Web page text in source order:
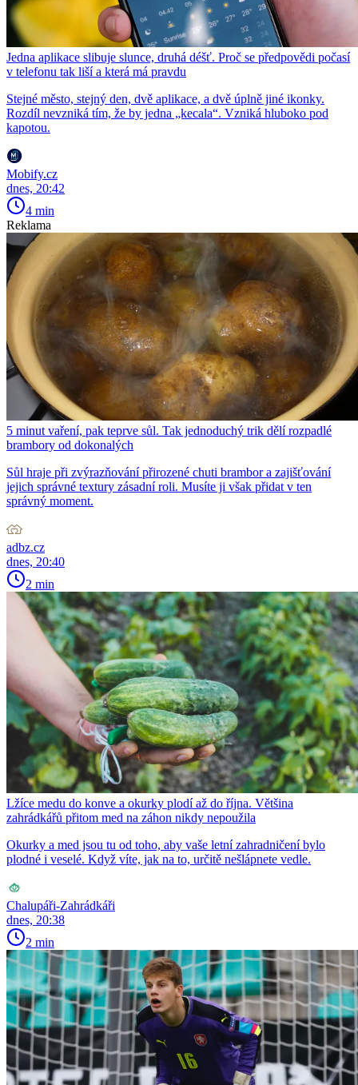
Jedna aplikace slibuje slunce, druhá déšť. Proč se předpovědi počasí
v telefonu tak liší a která má pravdu
Stejné město, stejný den, dvě aplikace, a dvě úplně jiné ikonky.
Rozdíl nevzniká tím, že by jedna „kecala“. Vzniká hluboko pod
kapotou.
Mobify.cz
dnes, 20:42
4 min
Reklama
5 minut vaření, pak teprve sůl. Tak jednoduchý trik dělí rozpadlé
brambory od dokonalých
Sůl hraje při zvýrazňování přirozené chuti brambor a zajišťování
jejich správné textury zásadní roli. Musíte ji však přidat v ten
správný moment.
adbz.cz
dnes, 20:40
2 min
Lžíce medu do konve a okurky plodí až do října. Většina
zahrádkářů přitom med na záhon nikdy nepoužila
Okurky a med jsou tu od toho, aby vaše letní zahradničení bylo
plodné i veselé. Když víte, jak na to, určitě nešlápnete vedle.
Chalupáři-Zahrádkáři
dnes, 20:38
2 min